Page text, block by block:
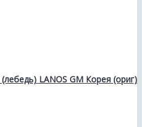
LANOS GM Корея (ориг)